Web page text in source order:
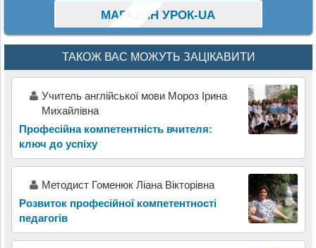
МАГАЗИН УРОК-UA
ТАКОЖ ВАС МОЖУТЬ ЗАЦІКАВИТИ
Учитель англійської мови Мороз Ірина
Михайлівна
Професійна компетентність вчителя:
ключ до успіху
Методист Гоменюк Ліана Вікторівна
Розвиток професійної компетентності
педагогів